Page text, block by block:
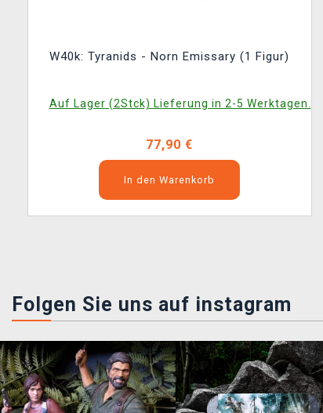
W40k: Tyranids - Norn Emissary (1 Figur)
Auf Lager (2Stck) Lieferung in 2-5 Werktagen.
77,90 €
In den Warenkorb
Folgen Sie uns auf instagram